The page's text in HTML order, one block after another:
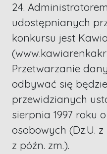
24.
udostępnianych
konkursu jest
Przetwarzanie
odbywać się
przewidzianych
sierpnia 1997 roku
osobowych (Dz.U. z
z późn. zm.).